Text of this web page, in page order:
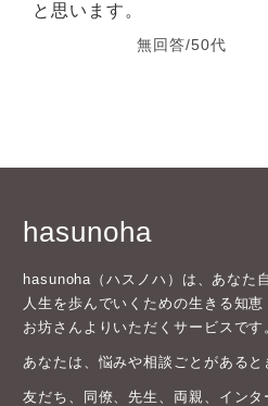
と思います。
無回答/50代
hasunoha
hasunoha（ハスノハ）は、あなた
人生を歩んでいくための生きる知
お坊さんよりいただくサービスです
あなたは、悩みや相談ごとがあると
友だち、同僚、先生、両親、イン